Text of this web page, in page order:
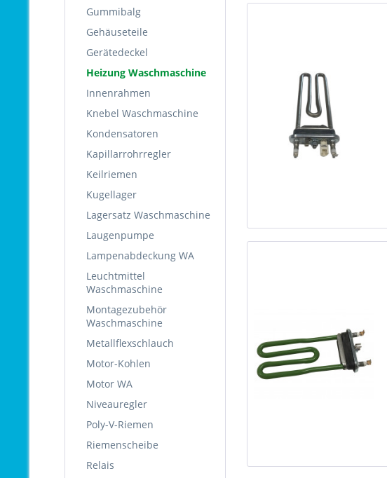
Gummibalg
Gehäuseteile
Gerätedeckel
Heizung Waschmaschine
Innenrahmen
Knebel Waschmaschine
Kondensatoren
Kapillarrohrregler
Keilriemen
Kugellager
Lagersatz Waschmaschine
Laugenpumpe
Lampenabdeckung WA
Leuchtmittel
Waschmaschine
Montagezubehör
Waschmaschine
Metallflexschlauch
Motor-Kohlen
Motor WA
Niveauregler
Poly-V-Riemen
Riemenscheibe
Relais